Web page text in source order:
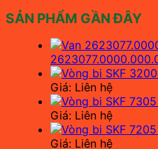
SẢN PHẨM GẦN ĐÂY
Giá: Liên hệ
Giá: Liên hệ
Giá: Liên hệ